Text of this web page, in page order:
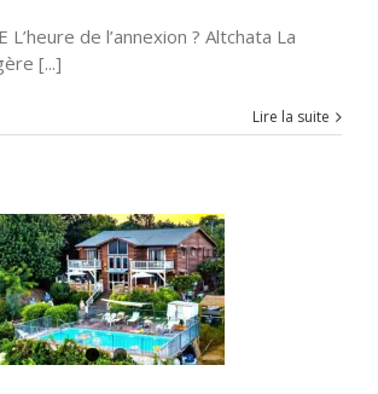
L’heure de l’annexion ? Altchata La
[...]
Lire la suite